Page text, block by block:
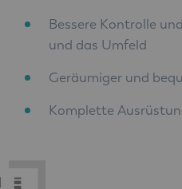
Bessere Kontrolle
und das Umfeld
Geräumiger und
Komplette